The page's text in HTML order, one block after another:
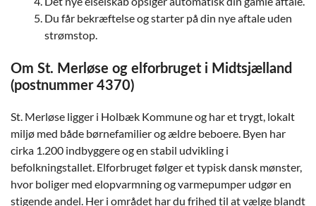
Du får bekræftelse og starter på din nye aftale uden
strømstop.
Om St. Merløse og elforbruget i Midtsjælland
(postnummer 4370)
St. Merløse ligger i Holbæk Kommune og har et trygt, lokalt
miljø med både børnefamilier og ældre beboere. Byen har
cirka 1.200 indbyggere og en stabil udvikling i
befolkningstallet. Elforbruget følger et typisk dansk mønster,
hvor boliger med elopvarmning og varmepumper udgør en
stigende andel. Her i området har du frihed til at vælge blandt